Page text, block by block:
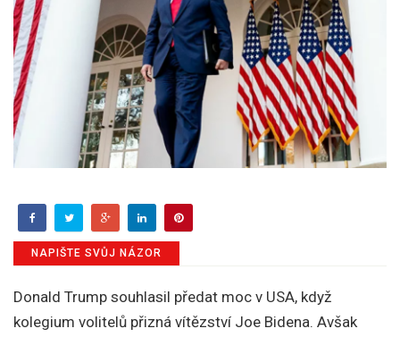
NAPIŠTE SVŮJ NÁZOR
Donald Trump souhlasil předat moc v USA, když
kolegium volitelů přizná vítězství Joe Bidena. Avšak